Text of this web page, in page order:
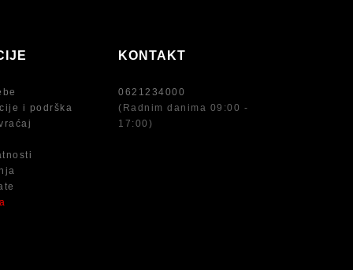
i podrška
KONTAKT
0621234000
(Radnim danima 09:00 -
17:00)